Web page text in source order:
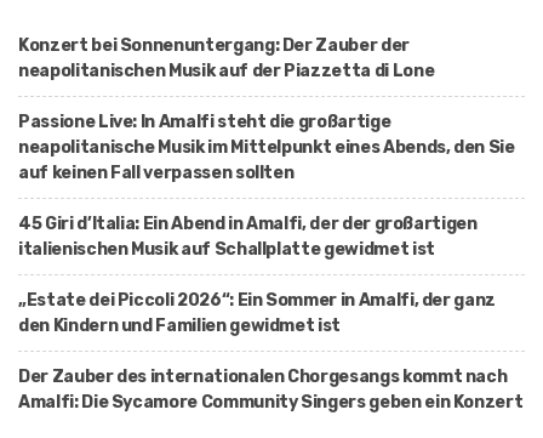
Konzert bei Sonnenuntergang: Der Zauber der
neapolitanischen Musik auf der Piazzetta di Lone
Passione Live: In Amalfi steht die großartige
neapolitanische Musik im Mittelpunkt eines Abends, den Sie
auf keinen Fall verpassen sollten
45 Giri d’Italia: Ein Abend in Amalfi, der der großartigen
italienischen Musik auf Schallplatte gewidmet ist
„Estate dei Piccoli 2026“: Ein Sommer in Amalfi, der ganz
den Kindern und Familien gewidmet ist
Der Zauber des internationalen Chorgesangs kommt nach
Amalfi: Die Sycamore Community Singers geben ein Konzert